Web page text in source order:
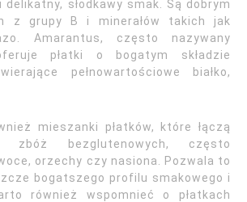
delikatny, słodkawy smak. Są dobrym
z grupy B i minerałów takich jak
Amarantus, często nazywany
płatki o bogatym składzie
pełnowartościowe białko,
mieszanki płatków, które łączą
zbóż bezglutenowych, często
orzechy czy nasiona. Pozwala to
bogatszego profilu smakowego i
również wspomnieć o płatkach